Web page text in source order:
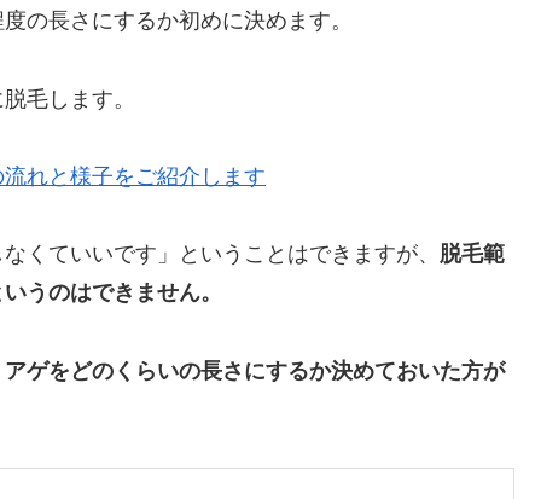
の長さにするか初めに決めます。
毛します。
れと様子をご紹介します
くていいです」ということはできますが、 脱毛範
うのはできません。
ゲをどのくらいの長さにするか決めておいた方が